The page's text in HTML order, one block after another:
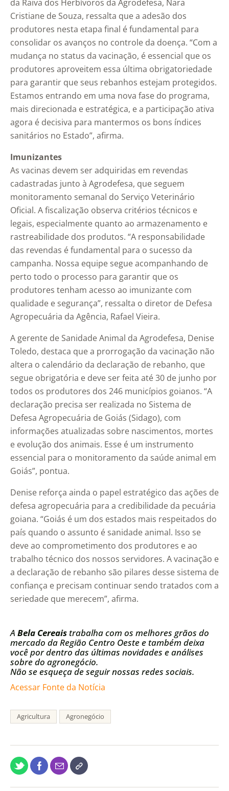
da Raiva dos Herbívoros da Agrodefesa, Nara
Cristiane de Souza, ressalta que a adesão dos
produtores nesta etapa final é fundamental para
consolidar os avanços no controle da doença. “Com a
mudança no status da vacinação, é essencial que os
produtores aproveitem essa última obrigatoriedade
para garantir que seus rebanhos estejam protegidos.
Estamos entrando em uma nova fase do programa,
mais direcionada e estratégica, e a participação ativa
agora é decisiva para mantermos os bons índices
sanitários no Estado”, afirma.
Imunizantes
As vacinas devem ser adquiridas em revendas
cadastradas junto à Agrodefesa, que seguem
monitoramento semanal do Serviço Veterinário
Oficial. A fiscalização observa critérios técnicos e
legais, especialmente quanto ao armazenamento e
rastreabilidade dos produtos. “A responsabilidade
das revendas é fundamental para o sucesso da
campanha. Nossa equipe segue acompanhando de
perto todo o processo para garantir que os
produtores tenham acesso ao imunizante com
qualidade e segurança”, ressalta o diretor de Defesa
Agropecuária da Agência, Rafael Vieira.
A gerente de Sanidade Animal da Agrodefesa, Denise
Toledo, destaca que a prorrogação da vacinação não
altera o calendário da declaração de rebanho, que
segue obrigatória e deve ser feita até 30 de junho por
todos os produtores dos 246 municípios goianos. “A
declaração precisa ser realizada no Sistema de
Defesa Agropecuária de Goiás (Sidago), com
informações atualizadas sobre nascimentos, mortes
e evolução dos animais. Esse é um instrumento
essencial para o monitoramento da saúde animal em
Goiás”, pontua.
Denise reforça ainda o papel estratégico das ações de
defesa agropecuária para a credibilidade da pecuária
goiana. “Goiás é um dos estados mais respeitados do
país quando o assunto é sanidade animal. Isso se
deve ao comprometimento dos produtores e ao
trabalho técnico dos nossos servidores. A vacinação e
a declaração de rebanho são pilares desse sistema de
confiança e precisam continuar sendo tratados com a
seriedade que merecem”, afirma.
A Bela Cereais trabalha com os melhores grãos do
mercado da Região Centro Oeste e também deixa
você por dentro das últimas novidades e análises
sobre do agronegócio.
Não se esqueça de seguir nossas redes sociais.
Acessar Fonte da Notícia
Agricultura Agronegócio